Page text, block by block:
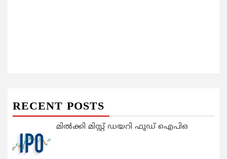
RECENT POSTS
മിൽക്കി മിസ്റ്റ് ഡയറി ഫുഡ് ഐപിഒ